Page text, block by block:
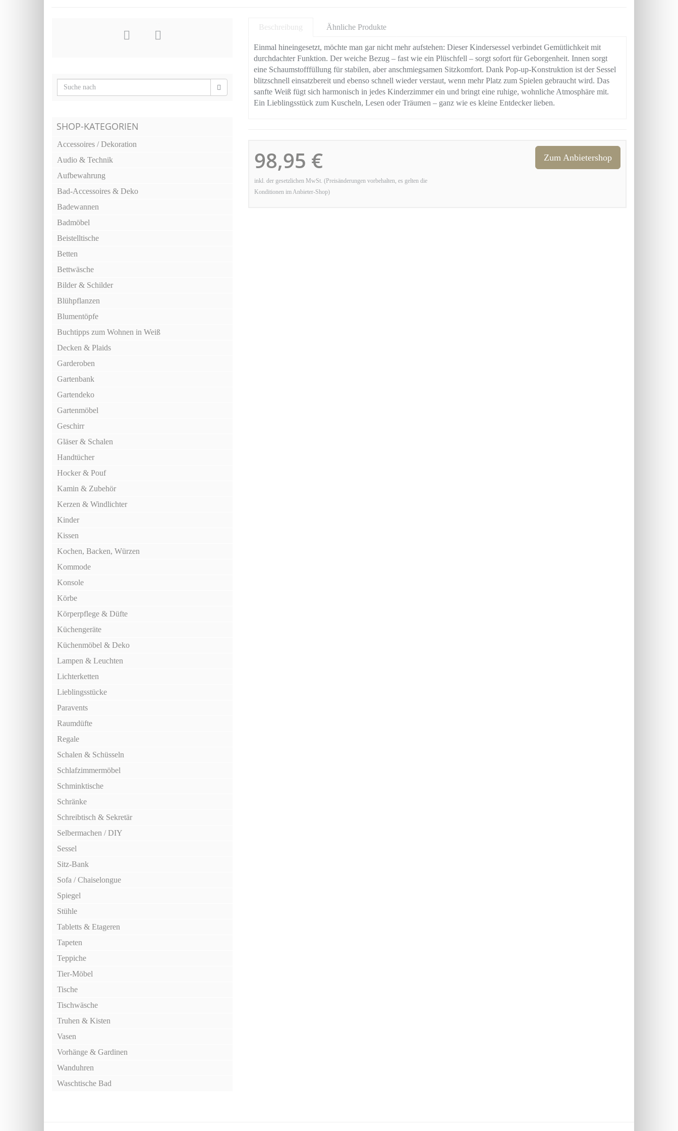
Beschreibung Ähnliche Produkte
Einmal hineingesetzt, möchte man gar nicht mehr aufstehen: Dieser Kindersessel verbindet Gemütlichkeit mit
durchdachter Funktion. Der weiche Bezug – fast wie ein Plüschfell – sorgt sofort für Geborgenheit. Innen sorgt
eine Schaumstofffüllung für stabilen, aber anschmiegsamen Sitzkomfort. Dank Pop-up-Konstruktion ist der Sessel
blitzschnell einsatzbereit und ebenso schnell wieder verstaut, wenn mehr Platz zum Spielen gebraucht wird. Das
sanfte Weiß fügt sich harmonisch in jedes Kinderzimmer ein und bringt eine ruhige, wohnliche Atmosphäre mit.
Ein Lieblingsstück zum Kuscheln, Lesen oder Träumen – ganz wie es kleine Entdecker lieben.
98,95 €
inkl. der gesetzlichen MwSt. (Preisänderungen vorbehalten, es gelten die
Konditionen im Anbieter-Shop)
Zum Anbietershop
SHOP-KATEGORIEN
Accessoires / Dekoration
Audio & Technik
Aufbewahrung
Bad-Accessoires & Deko
Badewannen
Badmöbel
Beistelltische
Betten
Bettwäsche
Bilder & Schilder
Blühpflanzen
Blumentöpfe
Buchtipps zum Wohnen in Weiß
Decken & Plaids
Garderoben
Gartenbank
Gartendeko
Gartenmöbel
Geschirr
Gläser & Schalen
Handtücher
Hocker & Pouf
Kamin & Zubehör
Kerzen & Windlichter
Kinder
Kissen
Kochen, Backen, Würzen
Kommode
Konsole
Körbe
Körperpflege & Düfte
Küchengeräte
Küchenmöbel & Deko
Lampen & Leuchten
Lichterketten
Lieblingsstücke
Paravents
Raumdüfte
Regale
Schalen & Schüsseln
Schlafzimmermöbel
Schminktische
Schränke
Schreibtisch & Sekretär
Selbermachen / DIY
Sessel
Sitz-Bank
Sofa / Chaiselongue
Spiegel
Stühle
Tabletts & Etageren
Tapeten
Teppiche
Tier-Möbel
Tische
Tischwäsche
Truhen & Kisten
Vasen
Vorhänge & Gardinen
Wanduhren
Waschtische Bad